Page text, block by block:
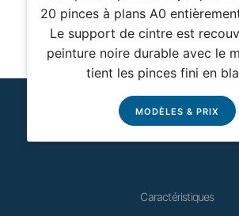
20 pinces à plans A0
Le support de cintre est
peinture noire durable avec le
tient les pinces fini en
MODÈLES & PRIX
Caractéristiques